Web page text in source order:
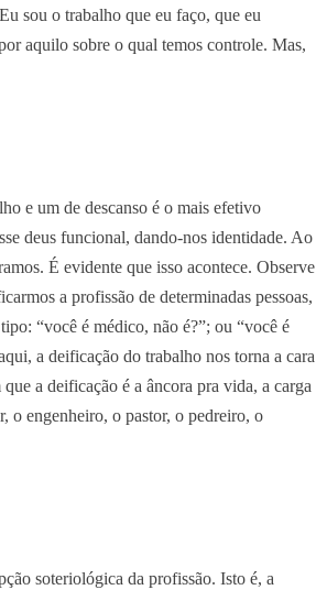
sou o trabalho que eu faço, que eu
aquilo sobre o qual temos controle. Mas,
e um de descanso é o mais efetivo
deus funcional, dando-nos identidade. Ao
É evidente que isso acontece. Observe
a profissão de determinadas pessoas,
“você é médico, não é?”; ou “você é
a deificação do trabalho nos torna a cara
a deificação é a âncora pra vida, a carga
o engenheiro, o pastor, o pedreiro, o
soteriológica da profissão. Isto é, a